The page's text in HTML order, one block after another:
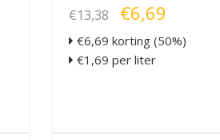
€13,38 €6,69
€6,69 korting (50%)
€1,69 per liter